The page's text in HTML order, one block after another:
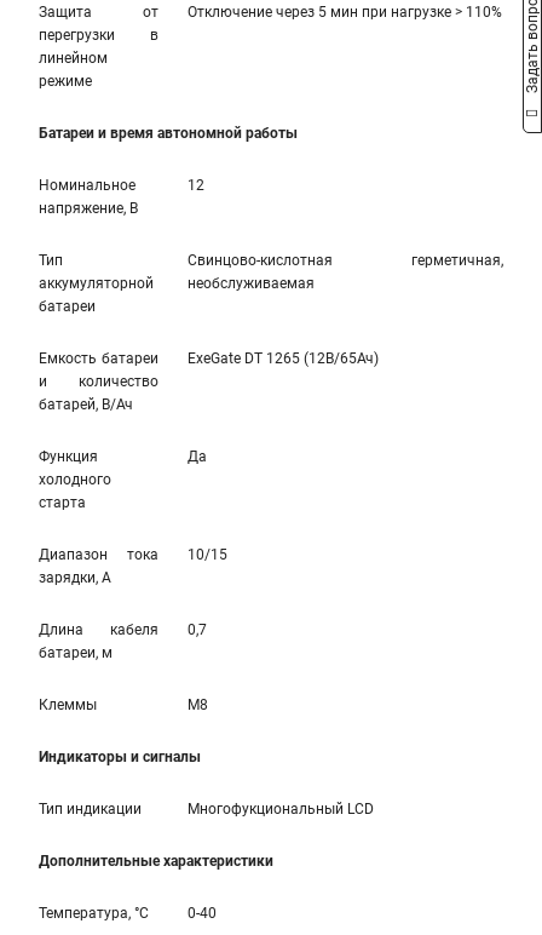
Защита от
перегрузки в
линейном
режиме
Отключение через 5 мин при нагрузке > 110%
Батареи и время автономной работы
Номинальное
напряжение, В
12
Тип
аккумуляторной
батареи
Свинцово-кислотная герметичная,
необслуживаемая
Емкость батареи
и количество
батарей, В/Ач
ExeGate DT 1265 (12В/65Ач)
Функция
холодного
старта
Да
Диапазон тока
зарядки, А
10/15
Длина кабеля
батареи, м
0,7
Клеммы M8
Индикаторы и сигналы
Тип индикации Многофукциональный LCD
Дополнительные характеристики
Температура, °С 0-40
Задать вопрос